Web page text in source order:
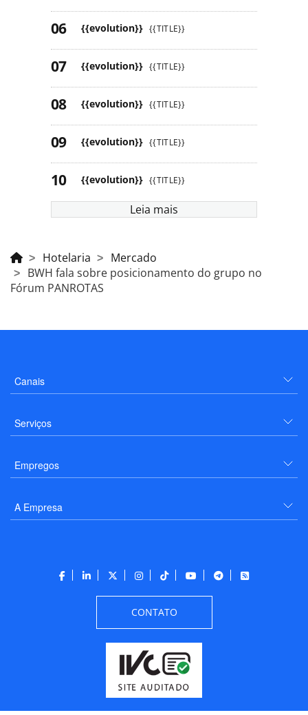
{{evolution}} {{TITLE}}
{{evolution}} {{TITLE}}
{{evolution}} {{TITLE}}
{{evolution}} {{TITLE}}
{{evolution}} {{TITLE}}
Leia mais
Hotelaria
Mercado
BWH fala sobre posicionamento do grupo no
Fórum PANROTAS
Canais
Serviços
Empregos
A Empresa
CONTATO